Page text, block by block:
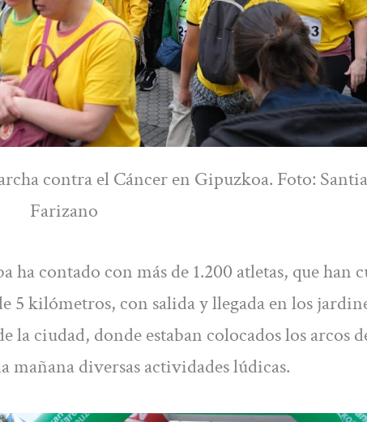
contra el Cáncer en Gipuzkoa. Foto:
Farizano
ha contado con más de 1.200 atletas, que han
5 kilómetros, con salida y llegada en los
ciudad, donde estaban colocados los arcos
mañana diversas actividades lúdicas.